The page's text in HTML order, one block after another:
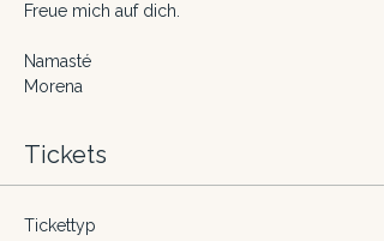
Freue mich auf dich.
Namasté
Morena
Tickets
Tickettyp